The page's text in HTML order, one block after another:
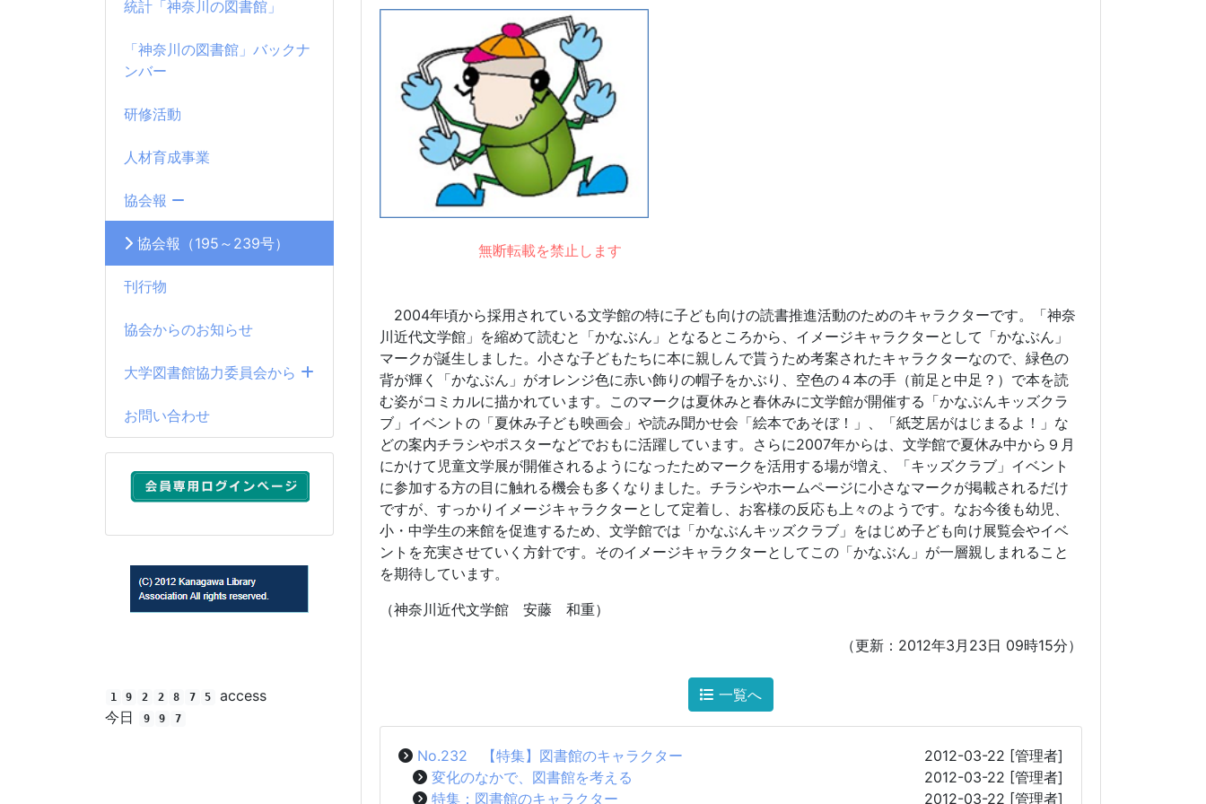
統計「神奈川の図書館」
「神奈川の図書館」バックナ
ンバー
研修活動
人材育成事業
協会報
協会報（195～239号）
刊行物
協会からのお知らせ
大学図書館協力委員会から
お問い合わせ
1 9 2 2 8 7 5
access
今日
9 9 7
無断転載を禁止します
2004年頃から採用されている文学館の特に子ども向けの読書推進活動のためのキャラクターです。「神奈
川近代文学館」を縮めて読むと「かなぶん」となるところから、イメージキャラクターとして「かなぶん」
マークが誕生しました。小さな子どもたちに本に親しんで貰うため考案されたキャラクターなので、緑色の
背が輝く「かなぶん」がオレンジ色に赤い飾りの帽子をかぶり、空色の４本の手（前足と中足？）で本を読
む姿がコミカルに描かれています。このマークは夏休みと春休みに文学館が開催する「かなぶんキッズクラ
ブ」イベントの「夏休み子ども映画会」や読み聞かせ会「絵本であそぼ！」、「紙芝居がはじまるよ！」な
どの案内チラシやポスターなどでおもに活躍しています。さらに2007年からは、文学館で夏休み中から９月
にかけて児童文学展が開催されるようになったためマークを活用する場が増え、「キッズクラブ」イベント
に参加する方の目に触れる機会も多くなりました。チラシやホームページに小さなマークが掲載されるだけ
ですが、すっかりイメージキャラクターとして定着し、お客様の反応も上々のようです。なお今後も幼児、
小・中学生の来館を促進するため、文学館では「かなぶんキッズクラブ」をはじめ子ども向け展覧会やイベ
ントを充実させていく方針です。そのイメージキャラクターとしてこの「かなぶん」が一層親しまれること
を期待しています。
（神奈川近代文学館 安藤 和重）
（更新：2012年3月23日 09時15分）
一覧へ
No.232 【特集】図書館のキャラクター 2012-03-22 [管理者]
変化のなかで、図書館を考える
2012-03-22 [管理者]
特集：図書館のキャラクター
2012-03-22 [管理者]